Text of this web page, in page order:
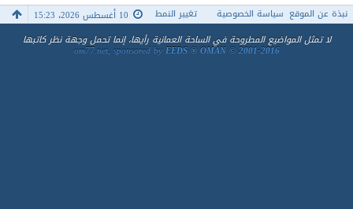
نبذة عن الموقع سياسة الخصوصية 10 أغسطس 2026، 15:23
تغيير النمط
لا تمثل المواضيع المطروحة في الساحة العمانية رأيها، إنما تحمل وجهة نظر كاتبها
om77.net, sponsored byEEDS ® OMAN © 2001-2016